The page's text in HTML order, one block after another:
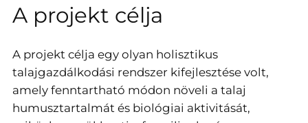
A projekt célja
A projekt célja egy olyan holisztikus
talajgazdálkodási rendszer kifejlesztése volt,
amely fenntartható módon növeli a talaj
humusztartalmát és biológiai aktivitását,